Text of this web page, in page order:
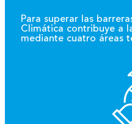
Para superar las
Climática contribuye a
mediante cuatro áreas